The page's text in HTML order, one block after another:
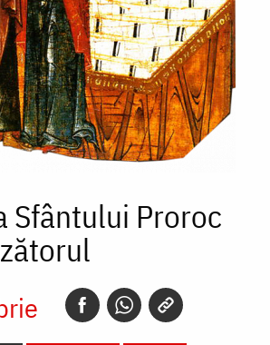
Sfântului Proroc